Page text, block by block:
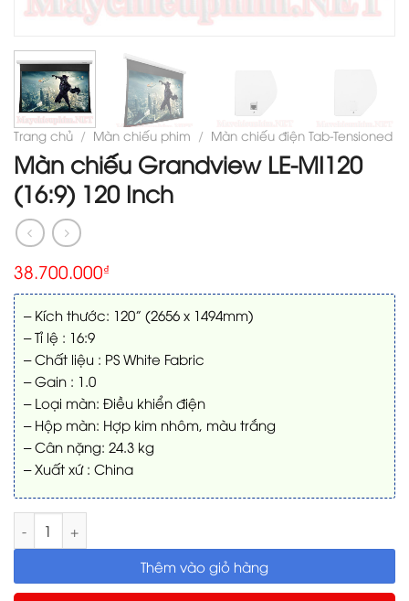
Trang chủ / Màn chiếu phim / Màn chiếu điện Tab-Tensioned
Màn chiếu Grandview LE-MI120
(16:9) 120 Inch
38.700.000₫
– Kích thước: 120” (2656 x 1494mm)
– Tỉ lệ : 16:9
– Chất liệu : PS White Fabric
– Gain : 1.0
– Loại màn: Điều khiển điện
– Hộp màn: Hợp kim nhôm, màu trắng
– Cân nặng: 24.3 kg
– Xuất xứ : China
Màn chiếu Grandview LE-MI120 (16:9) 120 Inch số lượng
Thêm vào giỏ hàng